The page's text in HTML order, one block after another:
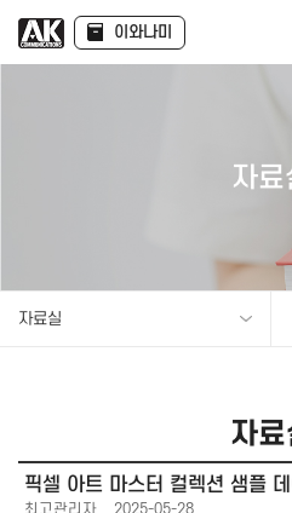
이와나미
자료
자료실
자료
픽셀 아트 마스터 컬렉션 샘플 데